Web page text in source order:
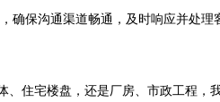
确保沟通渠道畅通，及时响应并处理
、住宅楼盘，还是厂房、市政工程